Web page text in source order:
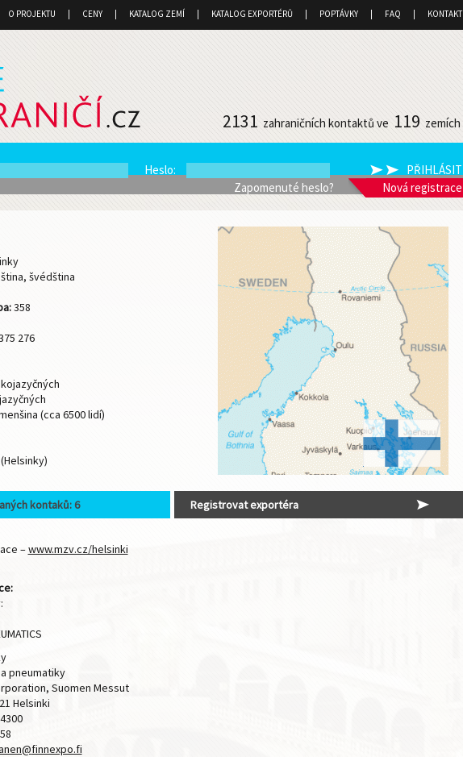
O PROJEKTU CENY KATALOG ZEMÍ KATALOG EXPORTÉRŮ POPTÁVKY FAQ KONTAKT
2131 zahraničních kontaktů ve 119 zemích
Heslo:
Nová registrace
Zapomenuté heslo?
švédština
358
276
(cca 6500 lidí)
kontaků: 6
Registrovat exportéra
–www.mzv.cz/helsinki
pneumatiky
Suomen Messut
Helsinki
finnexpo.fi